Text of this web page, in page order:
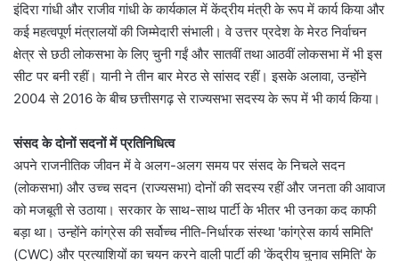
इंदिरा गांधी और राजीव गांधी के कार्यकाल में केंद्रीय मंत्री के रूप में कार्य किया और
कई महत्वपूर्ण मंत्रालयों की जिम्मेदारी संभाली। वे उत्तर प्रदेश के मेरठ निर्वाचन
क्षेत्र से छठी लोकसभा के लिए चुनी गईं और सातवीं तथा आठवीं लोकसभा में भी इस
सीट पर बनी रहीं। यानी ने तीन बार मेरठ से सांसद रहीं। इसके अलावा, उन्होंने
2004 से 2016 के बीच छत्तीसगढ़ से राज्यसभा सदस्य के रूप में भी कार्य किया।
संसद के दोनों सदनों में प्रतिनिधित्व
अपने राजनीतिक जीवन में वे अलग-अलग समय पर संसद के निचले सदन
(लोकसभा) और उच्च सदन (राज्यसभा) दोनों की सदस्य रहीं और जनता की आवाज
को मजबूती से उठाया। सरकार के साथ-साथ पार्टी के भीतर भी उनका कद काफी
बड़ा था। उन्होंने कांग्रेस की सर्वोच्च नीति-निर्धारक संस्था 'कांग्रेस कार्य समिति'
(CWC) और प्रत्याशियों का चयन करने वाली पार्टी की 'केंद्रीय चुनाव समिति' के